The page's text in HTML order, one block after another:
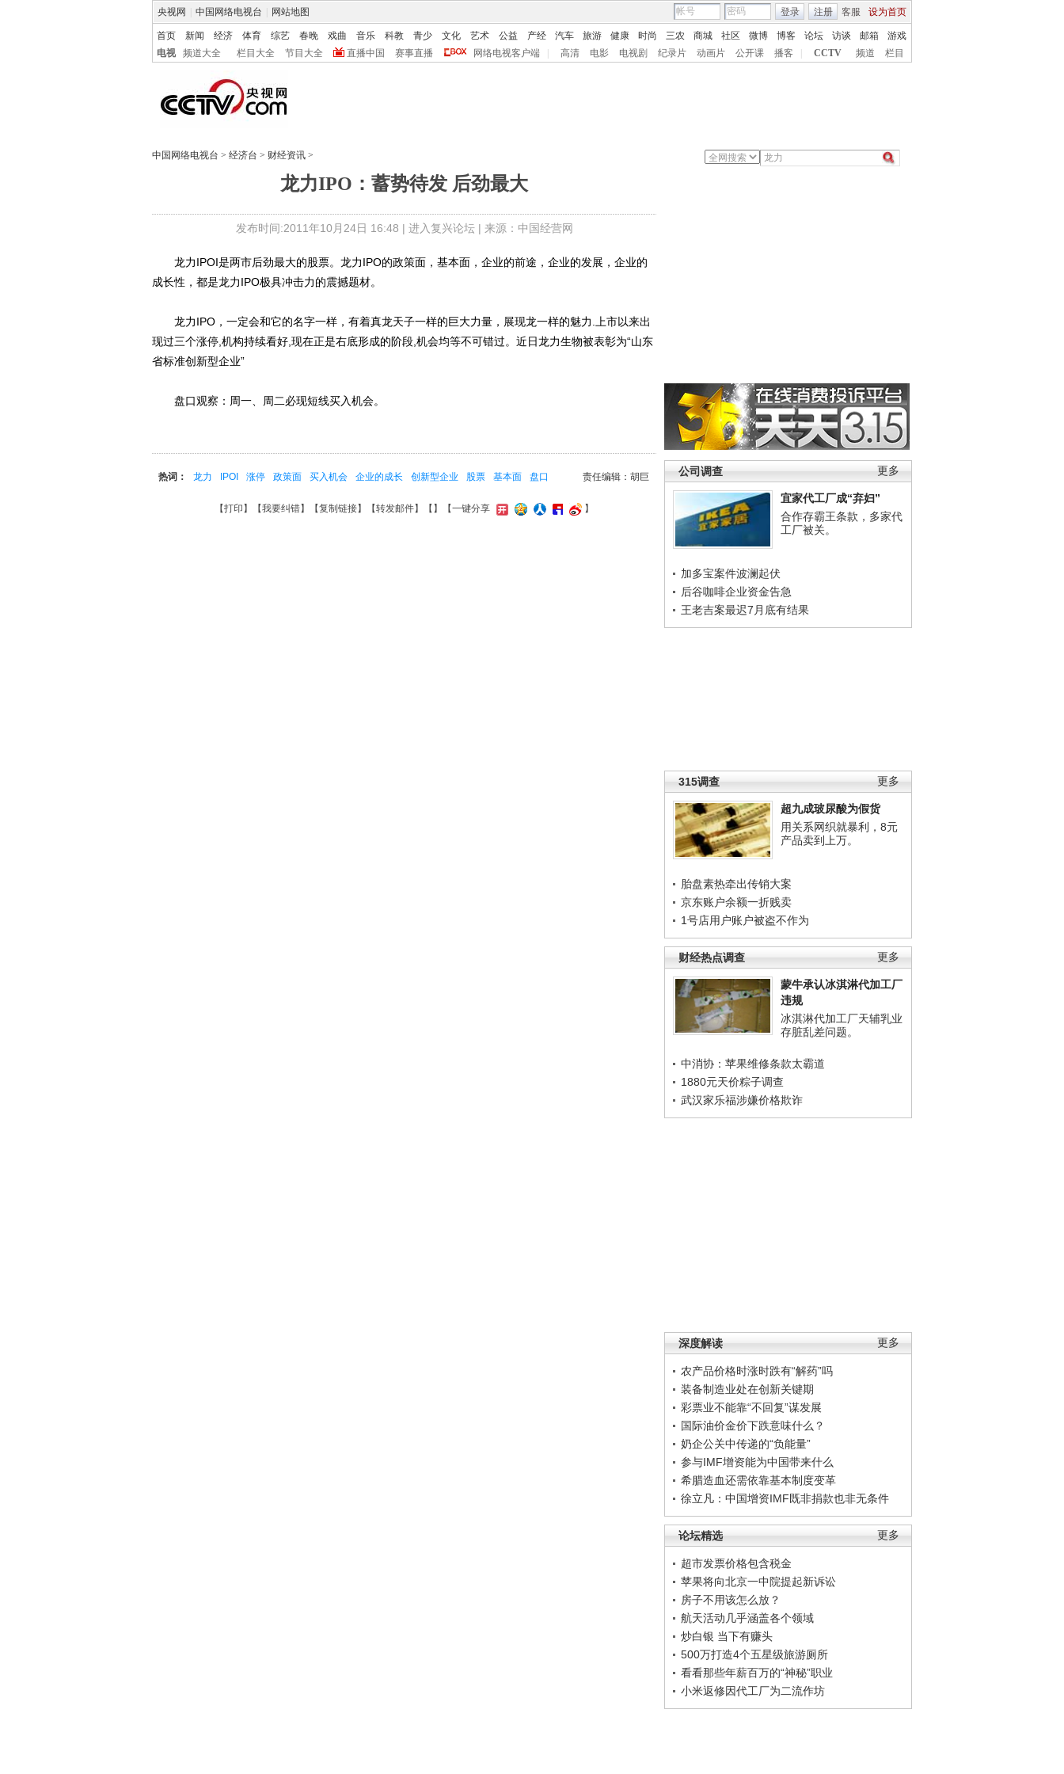
央视网 中国网络电视台 网站地图 客服 设为首页
登录 注册
首页 新闻 经济 体育 综艺 春晚 戏曲 音乐 科教 青少 文化 艺术 公益 产经 汽车 旅游 健康 时尚 三农 商城 社区 微博 博客 论坛 访谈 邮箱
游戏
电视
频道大全 栏目大全 节目大全 直播中国 赛事直播 网络电视客户端 高清 电影 电视剧 纪录片 动画片 公开课 播客 CCTV 频道 栏目
中国网络电视台 > 经济台 > 财经资讯 >
龙力IPO：蓄势待发 后劲最大
发布时间:2011年10月24日 16:48 | 进入复兴论坛| 来源：中国经营网
更多
公司调查
宜家代工厂成“弃妇”
合作存霸王条款，多家代
工厂被关。
加多宝案件波澜起伏
后谷咖啡企业资金告急
王老吉案最迟7月底有结果
更多
315调查
超九成玻尿酸为假货
用关系网织就暴利，8元
产品卖到上万。
胎盘素热牵出传销大案
京东账户余额一折贱卖
1号店用户账户被盗不作为
更多
财经热点调查
蒙牛承认冰淇淋代加工厂
违规
冰淇淋代加工厂天辅乳业
存脏乱差问题。
中消协：苹果维修条款太霸道
1880元天价粽子调查
武汉家乐福涉嫌价格欺诈
更多
深度解读
农产品价格时涨时跌有“解药”吗
装备制造业处在创新关键期
彩票业不能靠“不回复”谋发展
国际油价金价下跌意味什么？
奶企公关中传递的“负能量”
参与IMF增资能为中国带来什么
希腊造血还需依靠基本制度变革
徐立凡：中国增资IMF既非捐款也非无条件
更多
论坛精选
超市发票价格包含税金
苹果将向北京一中院提起新诉讼
房子不用该怎么放？
航天活动几乎涵盖各个领域
炒白银 当下有赚头
500万打造4个五星级旅游厕所
看看那些年薪百万的“神秘”职业
小米返修因代工厂为二流作坊
龙力IPOI是两市后劲最大的股票。龙力IPO的政策面，基本面，企业的前途，企业的发展，企业的
成长性，都是龙力IPO极具冲击力的震撼题材。
龙力IPO，一定会和它的名字一样，有着真龙天子一样的巨大力量，展现龙一样的魅力.上市以来出
现过三个涨停,机构持续看好,现在正是右底形成的阶段,机会均等不可错过。近日龙力生物被表彰为“山东
省标准创新型企业”
盘口观察：周一、周二必现短线买入机会。
责任编辑：胡巨
热词： 龙力 IPOI 涨停 政策面 买入机会 企业的成长 创新型企业 股票 基本面 盘口
【打印 】【我要纠错】【复制链接】【转发邮件】【 】 【一键分享 】